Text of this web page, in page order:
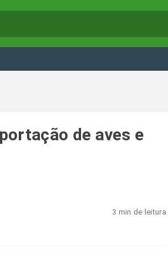
de aves e
3 min de leitura